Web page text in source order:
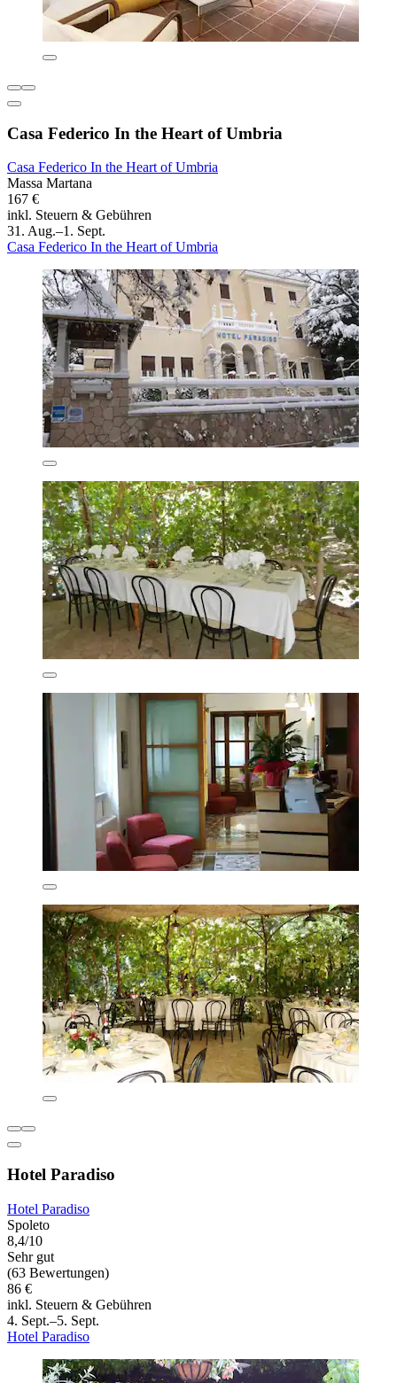
Casa Federico In the Heart of Umbria
Casa Federico In the Heart of Umbria
Massa Martana
167 €
inkl. Steuern & Gebühren
31. Aug.–1. Sept.
Casa Federico In the Heart of Umbria
Hotel Paradiso
Hotel Paradiso
Spoleto
8,4/10
Sehr gut
(63 Bewertungen)
86 €
inkl. Steuern & Gebühren
4. Sept.–5. Sept.
Hotel Paradiso